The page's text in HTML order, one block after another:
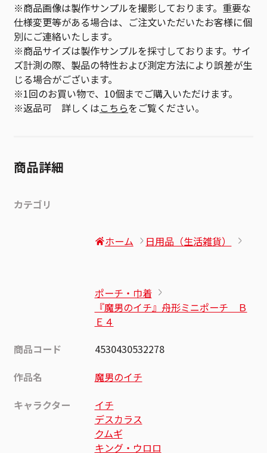
※商品画像は製作サンプルを撮影しております。重要な
仕様変更等がある場合は、ご注文いただいたお客様に個
別にご連絡いたします。
※商品サイズは製作サンプルを採寸しております。サイ
ズ計測の際、製品の特性および測定方法により誤差が生
じる場合がございます。
※1回のお買い物で、10個までご購入いただけます。
※返品可 詳しくはこちらをご覧ください。
商品詳細
カテゴリ
ホーム 日用品（生活雑貨）
ポーチ・巾着
『魔男のイチ』舟形ミニポーチ Ｂ
Ｅ４
商品コード
4530430532278
作品名
魔男のイチ
キャラクター
イチ
デスカラス
クムギ
キング・ウロロ